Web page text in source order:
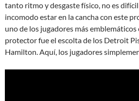
tanto ritmo y desgaste físico, no es
incomodo estar en la cancha con este
uno de los jugadores más
protector fue el escolta de los Detroit
Hamilton. Aquí, los jugadores